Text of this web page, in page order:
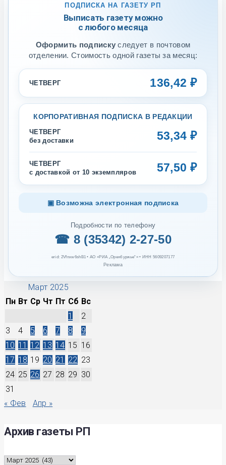
ПОДПИСКА НА ГАЗЕТУ РП
Выписать газету можно
с любого месяца
Оформить подписку следует в почтовом
отделении. Стоимость одной газеты за месяц:
ЧЕТВЕРГ 136,42 ₽
КОРПОРАТИВНАЯ ПОДПИСКА В РЕДАКЦИИ
ЧЕТВЕРГ
без доставки
53,34 ₽
ЧЕТВЕРГ
с доставкой от 10 экземпляров
57,50 ₽
▣ Возможна электронная подписка
Подробности по телефону
☎ 8 (35342) 2-27-50
erid: 2Vfnxw6shB1 • АО «РИА „Оренбуржье“» • ИНН 5609207177
Реклама
Март 2025
Пн Вт Ср Чт Пт Сб Вс
1
2
3
4 5 6 7 8
9
10 11 12 13 14 15 16
17 18 19 20 21 22 23
24 25 26 27 28 29 30
31
« Фев
Апр »
Архив газеты РП
Архив